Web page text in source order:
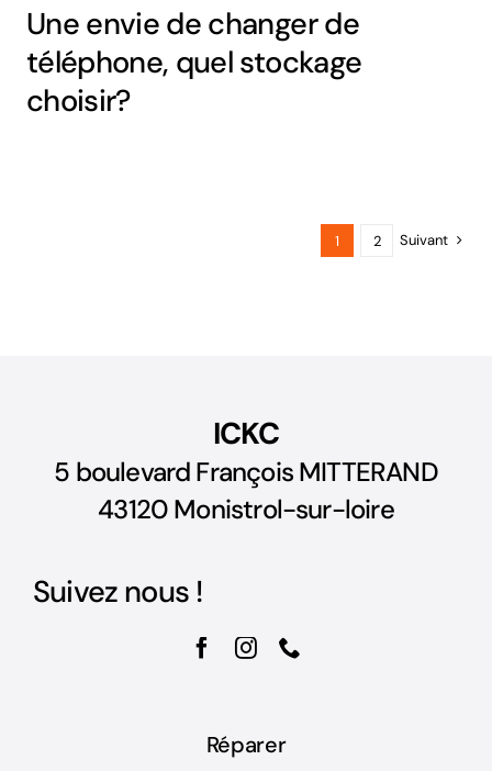
Une envie de changer de
téléphone, quel stockage
choisir?
1 2 Suivant
ICKC
5 boulevard François MITTERAND
43120 Monistrol-sur-loire
Suivez nous !
Réparer